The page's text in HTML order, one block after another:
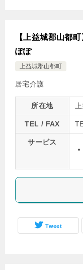
【上益城郡山都
ぽぽ
上益城郡山都町
居宅介護
所在地
TEL / FAX
サービス
Tweet